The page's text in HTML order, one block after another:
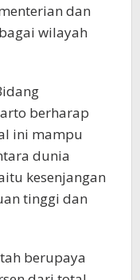
dan
wilayah
berharap
ini mampu
dunia
kesenjangan
tinggi dan
berupaya